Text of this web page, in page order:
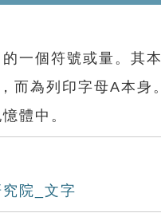
的一個符號或量。其
而為列印字母A本身
體中。
院_文字